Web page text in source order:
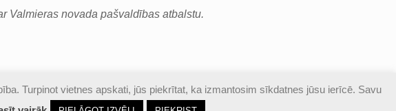
Valmieras novada pašvaldības atbalstu.
Turpinot vietnes apskati, jūs piekrītat, ka izmantosim sīkdatnes jūsu ierīcē. Savu